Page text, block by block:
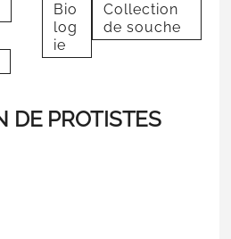
Bio
log
ie
Collection
de souche
DE PROTISTES